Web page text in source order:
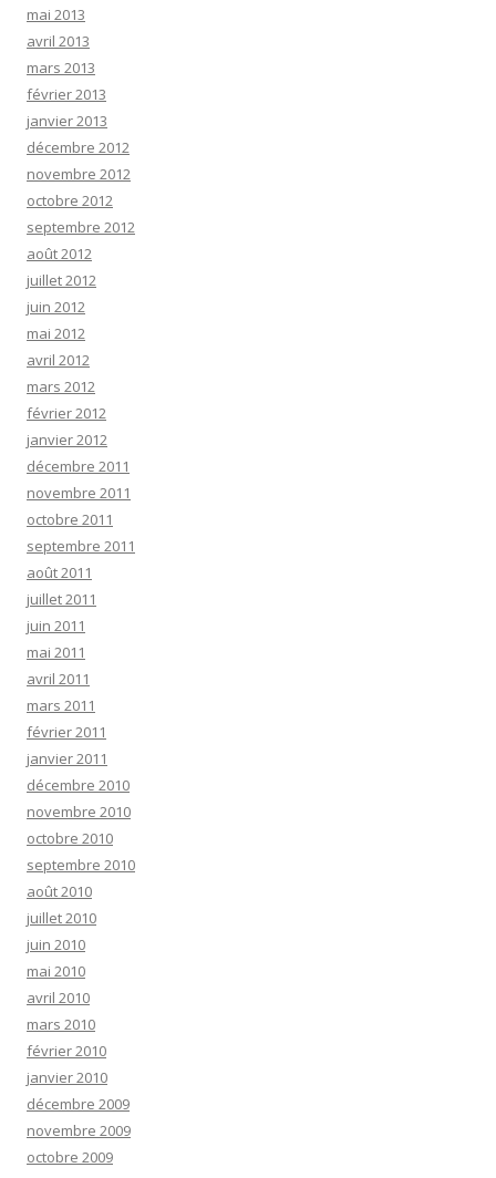
mai 2013
avril 2013
mars 2013
février 2013
janvier 2013
décembre 2012
novembre 2012
octobre 2012
septembre 2012
août 2012
juillet 2012
juin 2012
mai 2012
avril 2012
mars 2012
février 2012
janvier 2012
décembre 2011
novembre 2011
octobre 2011
septembre 2011
août 2011
juillet 2011
juin 2011
mai 2011
avril 2011
mars 2011
février 2011
janvier 2011
décembre 2010
novembre 2010
octobre 2010
septembre 2010
août 2010
juillet 2010
juin 2010
mai 2010
avril 2010
mars 2010
février 2010
janvier 2010
décembre 2009
novembre 2009
octobre 2009